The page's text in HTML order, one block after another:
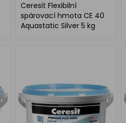
Ceresit Flexibilní
spárovací hmota CE 40
Aquastatic Silver 5 kg